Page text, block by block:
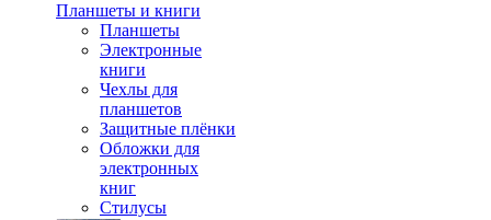
Планшеты и книги
Планшеты
Электронные
книги
Чехлы для
планшетов
Защитные плёнки
Обложки для
электронных
книг
Стилусы